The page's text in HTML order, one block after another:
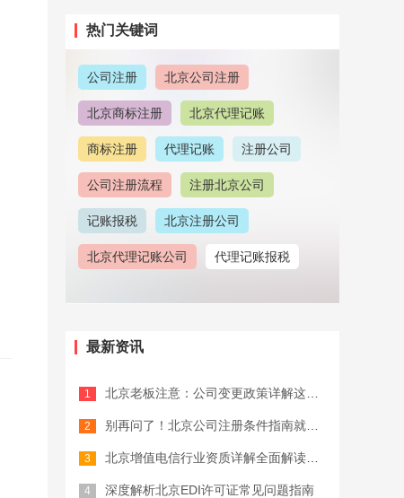
热门关键词
公司注册 北京公司注册
北京商标注册 北京代理记账
商标注册 代理记账 注册公司
公司注册流程 注册北京公司
记账报税 北京注册公司
北京代理记账公司 代理记账报税
公司注册费用
最新资讯
北京老板注意：公司变更政策详解这些坑...
别再问了！北京公司注册条件指南就这么...
北京增值电信行业资质详解全面解读，终...
深度解析北京EDI许可证常见问题指南